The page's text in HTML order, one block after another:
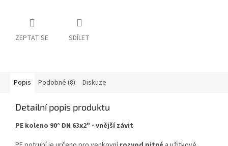
ZEPTAT SE SDÍLET
Popis Podobné (8) Diskuze
Detailní popis produktu
PE koleno 90° DN 63x2" - vnější závit